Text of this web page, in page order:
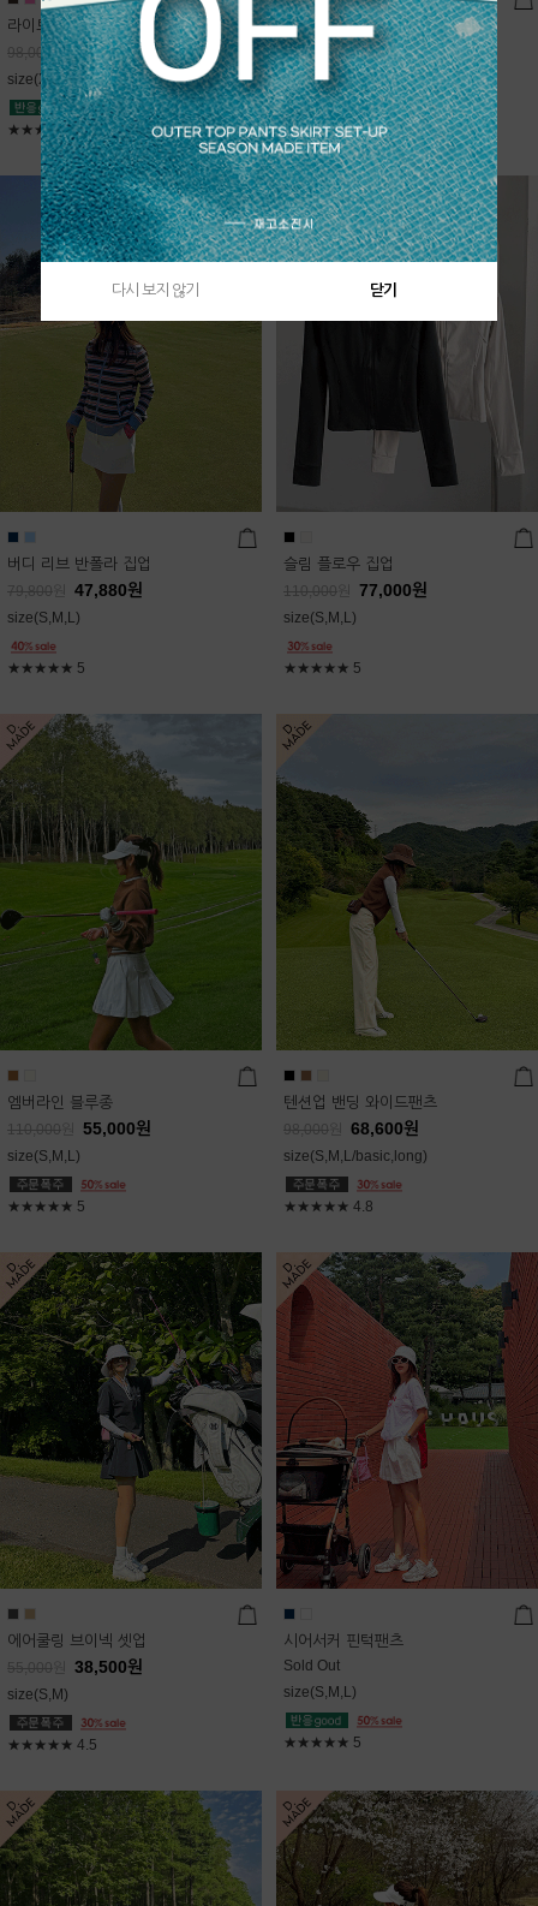
라이트데님 핀턱 스커트
98,000원 68,600원
size(XS,S,M,L)
★★★★★5
블룸 하이넥 니트집업
Sold Out
free(44~66)
★★★★★4.9
버디 리브 반폴라 집업
79,800 47,880원
size(S,M,L)
★★★★★ 5
슬림 플로우 집업
110,000 77,000원
size(S,M,L)
★★★★★ 5
엠버라인 블루종
110,000 55,000원
size(S,M,L)
★★★★★ 5
텐션업 밴딩 와이드팬츠
98,000 68,600원
size(S,M,L/basic,long)
★★★★★ 4.8
에어쿨링 브이넥 셋업
55,000 38,500원
size(S,M)
★★★★★ 4.5
시어서커 핀턱팬츠
Sold Out
size(S,M,L)
★★★★★ 5
다시 보지 않기 닫기